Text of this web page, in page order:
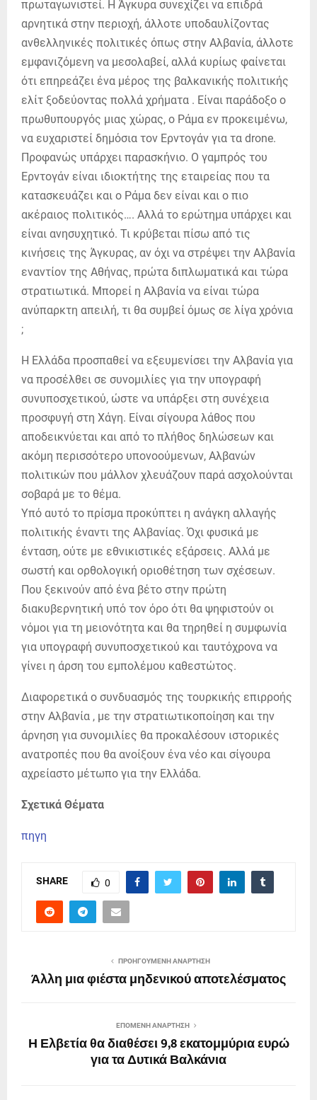
πρωταγωνιστεί. Η Άγκυρα συνεχίζει να επιδρά
αρνητικά στην περιοχή, άλλοτε υποδαυλίζοντας
ανθελληνικές πολιτικές όπως στην Αλβανία, άλλοτε
εμφανιζόμενη να μεσολαβεί, αλλά κυρίως φαίνεται
ότι επηρεάζει ένα μέρος της βαλκανικής πολιτικής
ελίτ ξοδεύοντας πολλά χρήματα . Είναι παράδοξο ο
πρωθυπουργός μιας χώρας, ο Ράμα εν προκειμένω,
να ευχαριστεί δημόσια τον Ερντογάν για τα drone.
Προφανώς υπάρχει παρασκήνιο. Ο γαμπρός του
Ερντογάν είναι ιδιοκτήτης της εταιρείας που τα
κατασκευάζει και ο Ράμα δεν είναι και ο πιο
ακέραιος πολιτικός…. Αλλά το ερώτημα υπάρχει και
είναι ανησυχητικό. Τι κρύβεται πίσω από τις
κινήσεις της Άγκυρας, αν όχι να στρέψει την Αλβανία
εναντίον της Αθήνας, πρώτα διπλωματικά και τώρα
στρατιωτικά. Μπορεί η Αλβανία να είναι τώρα
ανύπαρκτη απειλή, τι θα συμβεί όμως σε λίγα χρόνια
;
Η Ελλάδα προσπαθεί να εξευμενίσει την Αλβανία για
να προσέλθει σε συνομιλίες για την υπογραφή
συνυποσχετικού, ώστε να υπάρξει στη συνέχεια
προσφυγή στη Χάγη. Είναι σίγουρα λάθος που
αποδεικνύεται και από το πλήθος δηλώσεων και
ακόμη περισσότερο υπονοούμενων, Αλβανών
πολιτικών που μάλλον χλευάζουν παρά ασχολούνται
σοβαρά με το θέμα.
Υπό αυτό το πρίσμα προκύπτει η ανάγκη αλλαγής
πολιτικής έναντι της Αλβανίας. Όχι φυσικά με
ένταση, ούτε με εθνικιστικές εξάρσεις. Αλλά με
σωστή και ορθολογική οριοθέτηση των σχέσεων.
Που ξεκινούν από ένα βέτο στην πρώτη
διακυβερνητική υπό τον όρο ότι θα ψηφιστούν οι
νόμοι για τη μειονότητα και θα τηρηθεί η συμφωνία
για υπογραφή συνυποσχετικού και ταυτόχρονα να
γίνει η άρση του εμπολέμου καθεστώτος.
Διαφορετικά ο συνδυασμός της τουρκικής επιρροής
στην Αλβανία , με την στρατιωτικοποίηση και την
άρνηση για συνομιλίες θα προκαλέσουν ιστορικές
ανατροπές που θα ανοίξουν ένα νέο και σίγουρα
αχρείαστο μέτωπο για την Ελλάδα.
Σχετικά Θέματα
πηγη
SHARE 0
ΠΡΟΗΓΟΎΜΕΝΗ ΑΝΆΡΤΗΣΗ
Άλλη μια φιέστα μηδενικού αποτελέσματος
ΕΠΌΜΕΝΗ ΑΝΆΡΤΗΣΗ
Η Ελβετία θα διαθέσει 9,8 εκατομμύρια ευρώ
για τα Δυτικά Βαλκάνια